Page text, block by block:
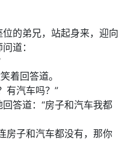
的弟兄，站起身来，迎向
道：
着回答道。
有汽车吗？”
答道：“房子和汽车我都
房子和汽车都没有，那你